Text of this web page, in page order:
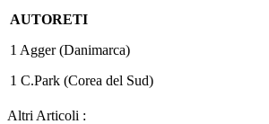
AUTORETI
1 Agger (Danimarca)
1 C.Park (Corea del Sud)
Altri Articoli :